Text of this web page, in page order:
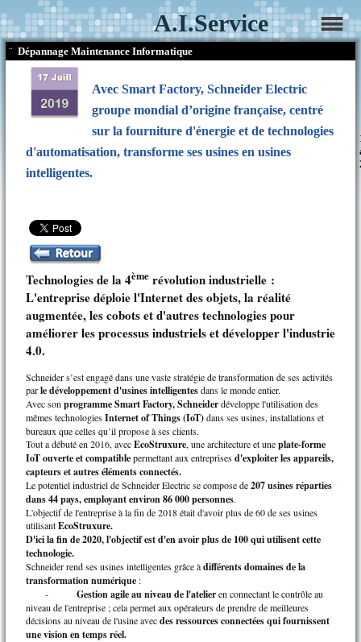
A.I.Service
¨ Dépannage Maintenance Informatique
Avec Smart Factory, Schneider Electric
groupe mondial d’origine française, centré
sur la fourniture d'énergie et de technologies
d'automatisation, transforme ses usines en usines
intelligentes.
Technologies de la 4ème révolution industrielle :
L'entreprise déploie l'Internet des objets, la réalité
augmentée, les cobots et d'autres technologies pour
améliorer les processus industriels et développer l'industrie
4.0.
Schneider s’est engagé dans une vaste stratégie de transformation de ses activités
parle développement d'usines intelligentesdans le monde entier.
Avec son programme Smart Factory, Schneiderdéveloppe l'utilisation des
mêmes technologiesInternet of Things (IoT)dans ses usines, installations et
bureaux que celles qu’il propose à ses clients.
Tout a débuté en 2016, avecEcoStruxure, une architecture et uneplate-forme
IoT ouverte et compatiblepermettant aux entreprisesd'exploiter les appareils,
capteurs et autres éléments connectés.
Le potentiel industriel de Schneider Electric se compose de207 usines réparties
dans 44 pays, employant environ 86 000 personnes.
L'objectif de l'entreprise à la fin de 2018 était d'avoir plus de 60 de ses usines
utilisantEcoStruxure.
D'ici la fin de 2020, l'objectif est d'en avoir plus de 100 qui utilisent cette
technologie.
Schneider rend ses usines intelligentes grâce àdifférents domaines de la
transformation numérique :
- Gestion agile au niveau de l'atelieren connectant le contrôle au
niveau de l'entreprise ; cela permet aux opérateurs de prendre de meilleures
décisions au niveau de l'usine avecdes ressources connectées qui fournissent
une vision en temps réel.